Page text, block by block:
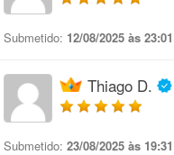
Submetido: 12/08/2025 às 23:01
Thiago D.
Submetido: 23/08/2025 às 19:31